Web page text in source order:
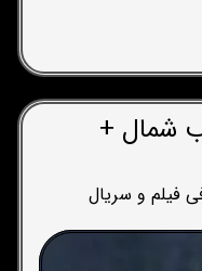
شمال +
فیلم و سریال